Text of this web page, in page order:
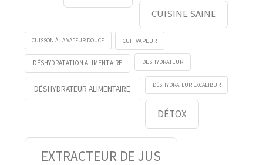
CUISINE SAINE
CUISSON À LA VAPEUR DOUCE CUIT VAPEUR
DÉSHYDRATATION ALIMENTAIRE DESHYDRATEUR
DÉSHYDRATEUR ALIMENTAIRE DÉSHYDRATEUR EXCALIBUR
DÉTOX
EXTRACTEUR DE JUS